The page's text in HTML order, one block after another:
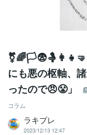
にも悪の枢軸、
ったので😠😤」
コラム
ラキプレ
2023/12/13 12:47